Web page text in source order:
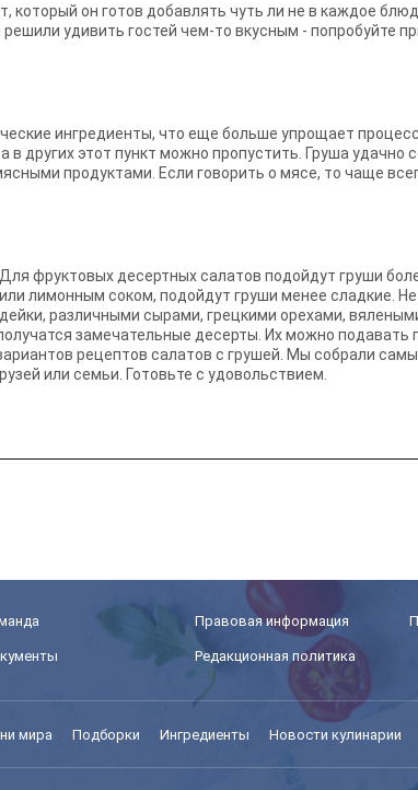
который он готов добавлять чуть ли не в каждое
удивить гостей чем-то вкусным - попробуйте
ингредиенты, что еще больше упрощает
других этот пункт можно пропустить. Груша удачно
продуктами. Если говорить о мясе, то чаще
фруктовых десертных салатов подойдут груши
лимонным соком, подойдут груши менее сладкие.
различными сырами, грецкими орехами,
замечательные десерты. Их можно подавать
рецептов салатов с грушей. Мы собрали
или семьи. Готовьте с удовольствием.
Правовая информация
Редакционная политика
мира Подборки Ингредиенты Новости кулинарии